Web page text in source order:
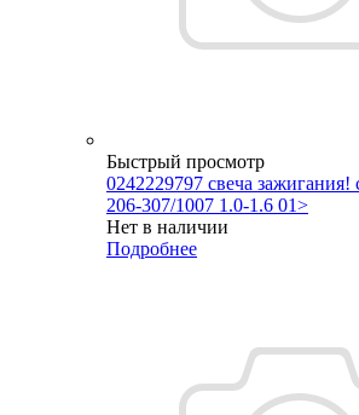
Быстрый просмотр
0242229797 свеча зажигания!
206-307/1007 1.0-1.6 01>
Нет в наличии
Подробнее